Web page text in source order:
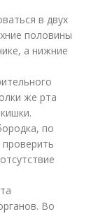
в двух
половины
а нижние
же рта
по
Во